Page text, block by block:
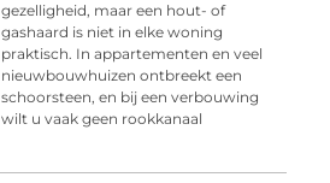
gezelligheid, maar een hout- of
gashaard is niet in elke woning
praktisch. In appartementen en veel
nieuwbouwhuizen ontbreekt een
schoorsteen, en bij een verbouwing
wilt u vaak geen rookkanaal